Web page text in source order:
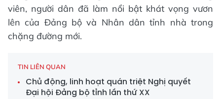
viên, người dân đã làm nổi bật khát vọng vươn
lên của Đảng bộ và Nhân dân tỉnh nhà trong
chặng đường mới.
TIN LIÊN QUAN
Chủ động, linh hoạt quán triệt Nghị quyết
Đại hội Đảng bộ tỉnh lần thứ XX